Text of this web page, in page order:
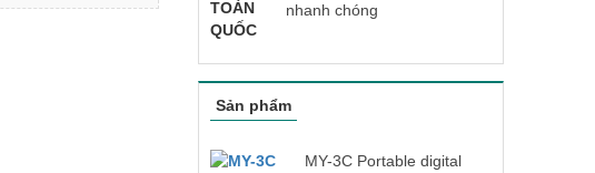
nhanh chóng
Sản phẩm
MY-3C Portable digital